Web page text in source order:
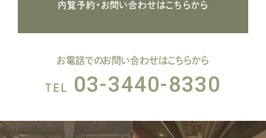
内覧予約・お問い合わせはこちらから
お電話でのお問い合わせはこちらから
TEL 03-3440-8330